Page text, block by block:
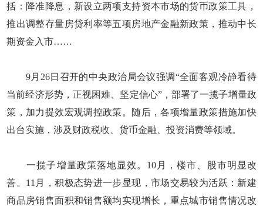
括：降准降息，新设立两项支持资本市场的货币政策工具，
推出调整存量房贷利率等五项房地产金融新政策，推动中长
期资金入市……
9月26日召开的中央政治局会议强调“全面客观冷静看待
当前经济形势，正视困难、坚定信心”，部署了一揽子增量政
策，加力提效宏观调控政策。随后，各项增量政策措施加快
出台实施，涉及财政税收、货币金融、投资消费等领域。
一揽子增量政策落地显效。10月，楼市、股市明显改
善。11月，积极态势进一步显现，市场交易较为活跃：新建
商品房销售面积和销售额均实现增长，重点城市销售情况改